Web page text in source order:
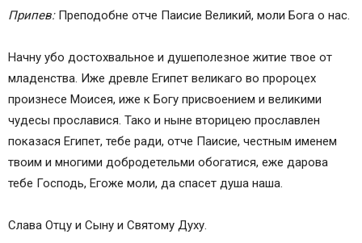
Припев:Преподобне отче Паисие Великий, моли Бога о нас.
Начну убо достохвальное и душеполезное житие твое от
младенства. Иже древле Египет великаго во пророцех
произнесе Моисея, иже к Богу присвоением и великими
чудесы прославися. Тако и ныне вторицею прославлен
показася Египет, тебе ради, отче Паисие, честным именем
твоим и многими добродетельми обогатися, еже дарова
тебе Господь, Егоже моли, да спасет душа наша.
Слава Отцу и Сыну и Святому Духу.